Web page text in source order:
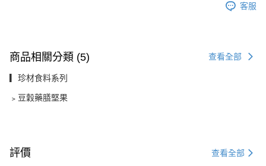
客服
商品相關分類 (5) 查看全部
▎珍材食料系列
﹥豆穀藥膳堅果
評價 查看全部